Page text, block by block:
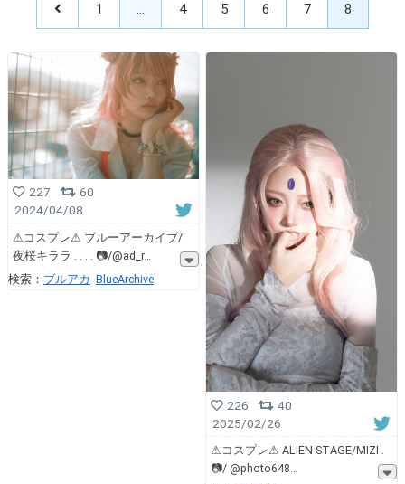
1 … 4 5 6 7 8
227
60
2024/04/08
⚠︎コスプレ⚠︎ ブルーアーカイブ/
夜桜キララ . . . . 📷/@ad_r
検索： ブルアカ BlueArchive
226
40
2025/02/26
⚠︎コスプレ⚠︎ ALIEN STAGE/MIZI .
📷/ @photo648